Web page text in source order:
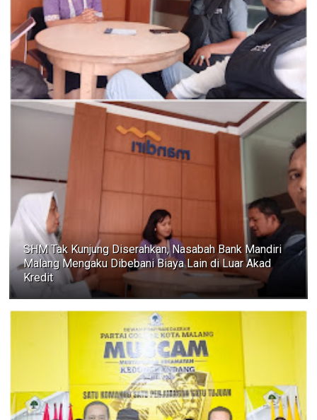
SHM Tak Kunjung Diserahkan, Nasabah Bank Mandiri
Malang Mengaku Dibebani Biaya Lain di Luar Akad
Kredit